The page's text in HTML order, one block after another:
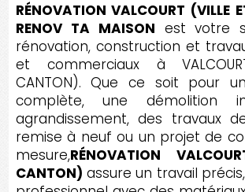
RÉNOVATION VALCOURT (VILLE
RENOV TA MAISON est votre
rénovation, construction et
et commerciaux à
CANTON). Que ce soit pour
complète, une démolition
agrandissement, des travaux
remise à neuf ou un projet de
mesure,RÉNOVATION
CANTON) assure un travail